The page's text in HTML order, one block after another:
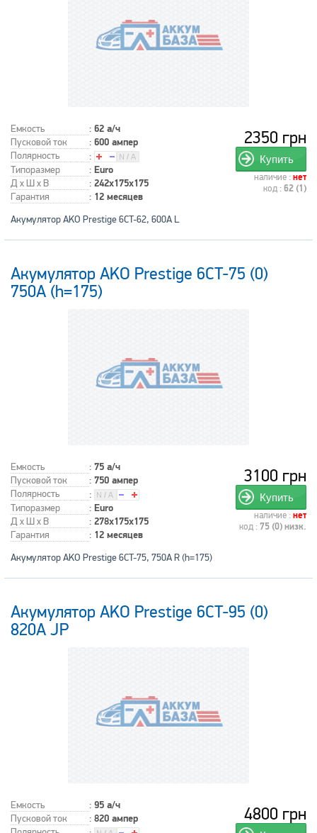
Емкость : 62 а/ч
Пусковой ток : 600 ампер
Полярность
:
Типоразмер
: Euro
Д x Ш x В : 242x175x175
Гарантия : 12 месяцев
2350 грн
Купить
наличие : нет
код : 62 (1)
Акумулятор AKO Prestige 6CT-62, 600A L
Акумулятор AKO Prestige 6CT-75 (0)
750A (h=175)
Емкость : 75 а/ч
Пусковой ток : 750 ампер
Полярность
:
Типоразмер
: Euro
Д x Ш x В : 278x175x175
Гарантия : 12 месяцев
3100 грн
Купить
наличие : нет
код : 75 (0) низк.
Акумулятор AKO Prestige 6CT-75, 750A R (h=175)
Акумулятор AKO Prestige 6CT-95 (0)
820A JP
Емкость : 95 а/ч
Пусковой ток : 820 ампер 4800 грн